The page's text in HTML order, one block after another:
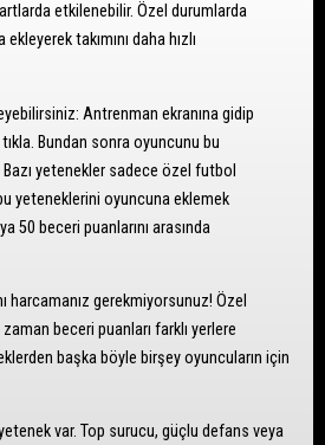
etkilenebilir. Özel durumlarda
takımını daha hızlı
Antrenman ekranına gidip
Bundan sonra oyuncunu bu
yetenekler sadece özel futbol
yeteneklerini oyuncuna eklemek
50 beceri puanlarını arasında
harcamanız gerekmiyorsunuz! Özel
beceri puanları farklı yerlere
başka böyle birşey oyuncuların için
var. Top surucu, güçlu defans veya